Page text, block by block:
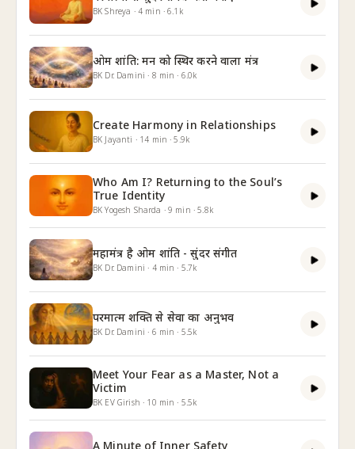
BK Shreya · 4 min ·6.1k
ओम शांति: मन को स्थिर करने वाला मंत्र
BK Dr. Damini · 8 min · 6.0k
Create Harmony in Relationships
BK Jayanti · 14 min ·5.9k
Who Am I? Returning to the Soul’s
True Identity
BK Yogesh Sharda ·9 min ·5.8k
महामंत्र है ओम शांति - सुंदर संगीत
BK Dr. Damini · 4min · 5.7k
परमात्म शक्ति से सेवा का अनुभव
BK Dr. Damini · 6 min · 5.5k
Meet Your Fear as a Master, Not a
Victim
BK EV Girish · 10 min · 5.5k
A Minute of Inner Safety